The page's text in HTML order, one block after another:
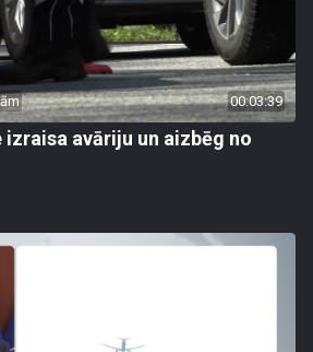
00:03:39
avāriju un aizbēg no